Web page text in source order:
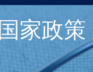
国家政策